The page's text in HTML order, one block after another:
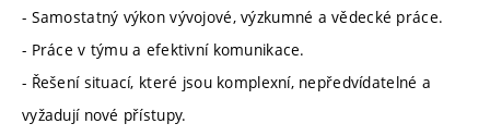
- Samostatný výkon vývojové, výzkumné a vědecké práce.
- Práce v týmu a efektivní komunikace.
- Řešení situací, které jsou komplexní, nepředvídatelné a
vyžadují nové přístupy.